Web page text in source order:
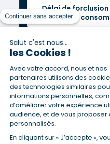
Continuer sans accepter
Salut c'est nous...
les Cookies !
Avec votre accord, nous et nos
partenaires utilisons des
des technologies similaires
informations personnelles,
d’améliorer votre expérience
audience, et de vous proposer
personnalisés.
En cliquant sur « J’accepte »,
Délai de
Crédit conso refusé
FAQ sur le crédit à
Prêt à la
de prêt est-elle